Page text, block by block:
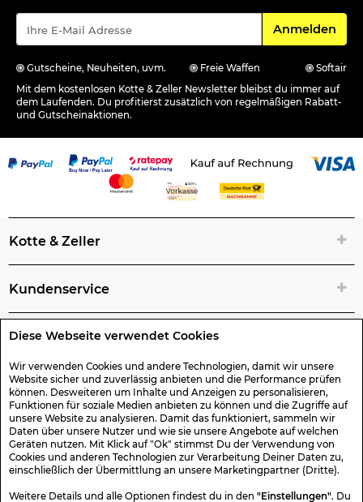
Diese Webseite verwendet Cookies
Wir verwenden Cookies und andere Technologien, damit wir unsere
Website sicher und zuverlässig anbieten und die Performance prüfen
können. Desweiteren um Inhalte und Anzeigen zu personalisieren,
Funktionen für soziale Medien anbieten zu können und die Zugriffe auf
unsere Website zu analysieren. Damit das funktioniert, sammeln wir
Daten über unsere Nutzer und wie sie unsere Angebote auf welchen
Geräten nutzen. Mit Klick auf "Ok" stimmst Du der Verwendung von
Cookies und anderen Technologien zur Verarbeitung Deiner Daten zu,
einschließlich der Übermittlung an unsere Marketingpartner (Dritte).
Weitere Details und alle Optionen findest du in den "Einstellungen". Du
Für den
Anmelden
Gutscheine, Neuheiten, uvm. Freie Waffen
Softair
Mit dem kostenlosen Kotte & Zeller Newsletter bleibst du immer auf
dem Laufenden. Du profitierst zusätzlich von regelmäßigen Rabatt-
und Gutscheinaktionen.
Kotte & Zeller
Kundenservice
Rechtliche Artikelinfos
Geschenk-Gutscheine
Versand & Rücksendung